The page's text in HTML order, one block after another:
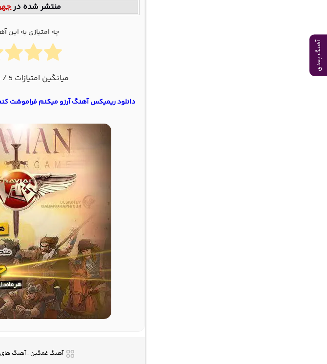
آهنگ بعدی
منتشر شده در
چه امتیازی به این
میانگین امتیازات 5 / 5. تعداد آرا:
دانلود ریمیکس آهنگ آرزو میکنم فراموشت
آهنگ غمگین , آهنگ